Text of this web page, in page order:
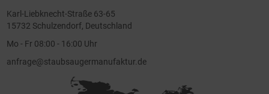
Karl-Liebknecht-Straße 63-65
15732 Schulzendorf, Deutschland
Mo - Fr 08:00 - 16:00 Uhr
anfrage@staubsaugermanufaktur.de